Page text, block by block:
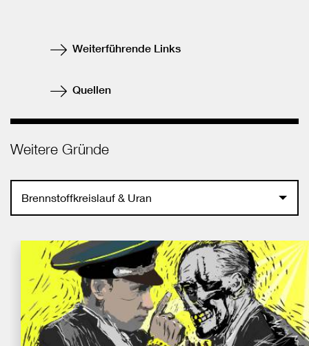
teilen
Weiterführende Links
Quellen
Weitere Gründe
Brennstoffkreislauf & Uran